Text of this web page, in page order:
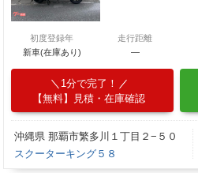
初度登録年
新車(在庫あり)
走行距離
―
1分で完了！
【無料】見積・在庫確認
沖縄県 那覇市繁多川１丁目２−５０
スクーターキング５８